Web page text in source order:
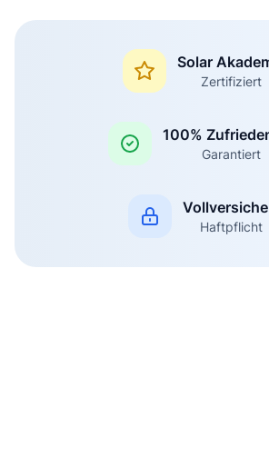
Solar
Zertifiziert
100%
Garantiert
Haftpflicht